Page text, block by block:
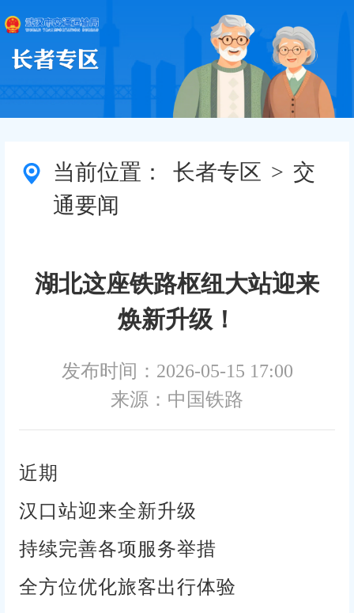
当前位置： 长者专区 > 交
通要闻
湖北这座铁路枢纽大站迎来
焕新升级！
发布时间：2026-05-15 17:00
来源：中国铁路
近期
汉口站迎来全新升级
持续完善各项服务举措
全方位优化旅客出行体验